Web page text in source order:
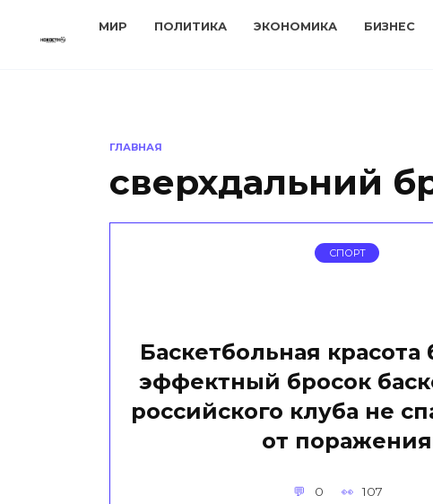
МИР ПОЛИТИКА ЭКОНОМИКА БИЗНЕС
ГЛАВНАЯ
сверхдальний
СПОРТ
Баскетбольная красота
эффектный бросок
российского клуба не
от поражения
0 107